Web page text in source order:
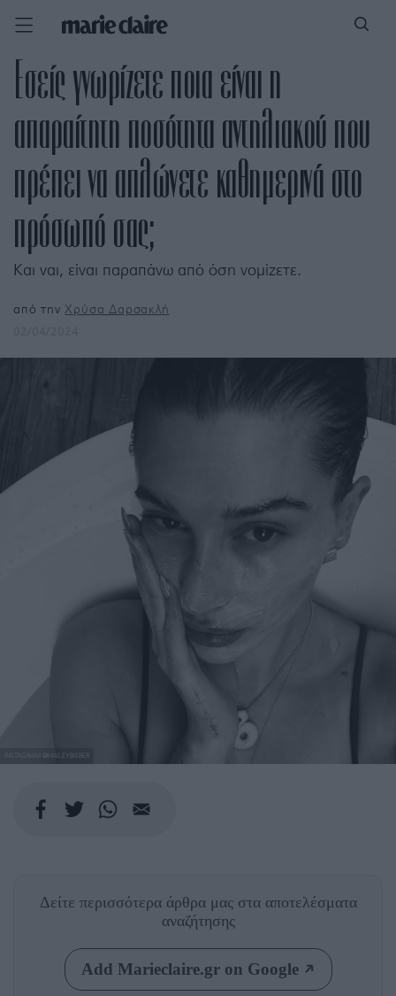
Εσείς γνωρίζετε ποια είναι η
απαραίτητη ποσότητα αντηλιακού που
πρέπει να απλώνετε καθημερινά στο
πρόσωπό σας;
Και ναι, είναι παραπάνω από όση νομίζετε.
από τηνΧρύσα Δαρσακλή
INSTAGRAM @HAILEYBIEBER
Δείτε περισσότερα άρθρα μας στα αποτελέσματα
αναζήτησης
Add Marieclaire.gr on Google